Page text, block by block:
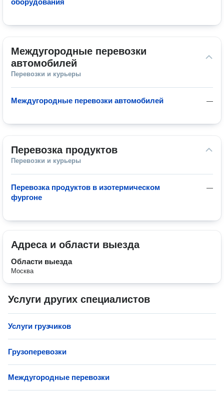
оборудования
Междугородные перевозки
автомобилей
Перевозки и курьеры
—
Междугородные перевозки автомобилей
Перевозка продуктов
Перевозки и курьеры
—
Перевозка продуктов в изотермическом
фургоне
Адреса и области выезда
Области выезда
Москва
Услуги других специалистов
Услуги грузчиков
Грузоперевозки
Междугородные перевозки